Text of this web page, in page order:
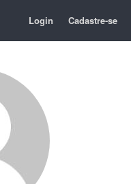
Login Cadastre-se